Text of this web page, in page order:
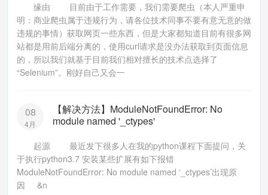
缘由 目前由于工作需要，我们需要爬虫（本人严重申
明：商业爬虫属于违规行为，请各位技术同事不要有意无意的做
违规的事情）获取网页一些东西，但是大家都知道目前有很多网
站都是用前后端分离的，使用curl请求是没办法获取到页面信息
的，所以我们就基于目前我们相对擅长的技术点选择了
“Selenium”。刚好自己又会一
08
4月
【解决方法】ModuleNotFoundError: No
module named '_ctypes'
起源 最近发下很多人在我的python课程下面提问，关
于执行python3.7 安装某些扩展有如下报错
ModuleNotFoundError: No module named ‘_ctypes’出现原
因 &n